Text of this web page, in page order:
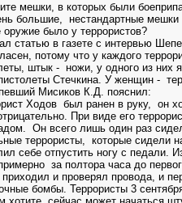
мешки, в которых были
большие, нестандартные мешки
оружие было у террористов?
статью в газете с интервью
потому что у каждого
штык - ножи, у одного из них
Стечкина. У женщин -
Мисиков К.Д. пояснил:
Ходов был ранен в руку, он
При виде его
Он всего лишь один раз
террористы, которые сидели
себе отпустить ногу с педали.
за полтора часа до
и проверял провода, и
бомбы. Террористы 3